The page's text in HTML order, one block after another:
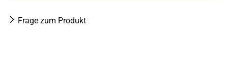
Frage zum Produkt